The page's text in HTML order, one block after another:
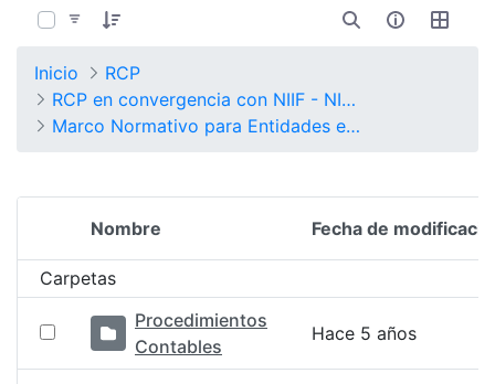
Inicio
RCP
RCP en convergencia con NIIF - NICSP
Marco Normativo para Entidades en Liquidación
Selección del elemento
Nombre Fecha de
Carpetas
Procedimientos
Contables
Hace 5 años